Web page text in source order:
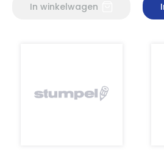
In winkelwagen